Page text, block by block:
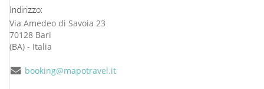
Indirizzo:
Via Amedeo di Savoia 23
70128 Bari
(BA) - Italia
booking@mapotravel.it